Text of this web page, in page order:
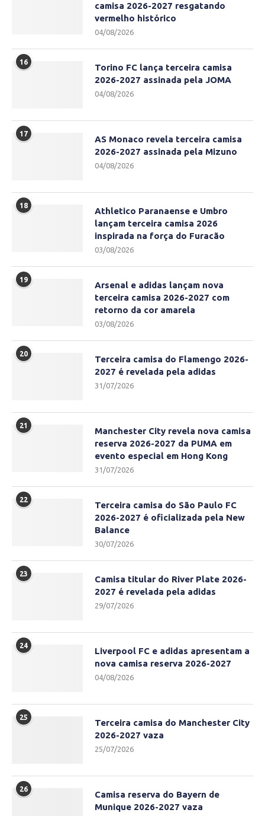
camisa 2026-2027 resgatando
vermelho histórico
04/08/2026
16
Torino FC lança terceira camisa
2026-2027 assinada pela JOMA
04/08/2026
17
AS Monaco revela terceira camisa
2026-2027 assinada pela Mizuno
04/08/2026
18
Athletico Paranaense e Umbro
lançam terceira camisa 2026
inspirada na força do Furacão
03/08/2026
19
Arsenal e adidas lançam nova
terceira camisa 2026-2027 com
retorno da cor amarela
03/08/2026
20
Terceira camisa do Flamengo 2026-
2027 é revelada pela adidas
31/07/2026
21
Manchester City revela nova camisa
reserva 2026-2027 da PUMA em
evento especial em Hong Kong
31/07/2026
22
Terceira camisa do São Paulo FC
2026-2027 é oficializada pela New
Balance
30/07/2026
23
Camisa titular do River Plate 2026-
2027 é revelada pela adidas
29/07/2026
24
Liverpool FC e adidas apresentam a
nova camisa reserva 2026-2027
04/08/2026
25
Terceira camisa do Manchester City
2026-2027 vaza
25/07/2026
26
Camisa reserva do Bayern de
Munique 2026-2027 vaza